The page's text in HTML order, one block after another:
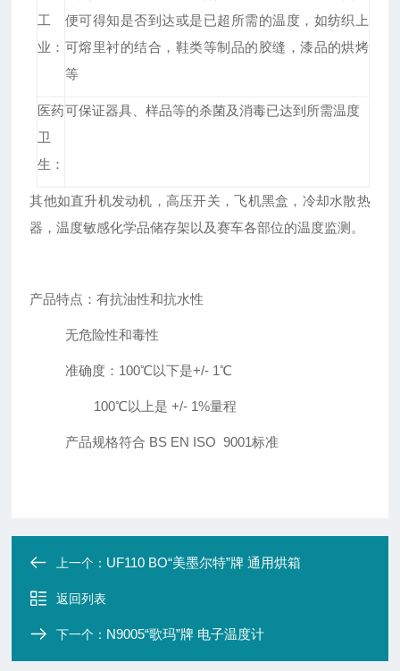
工
业：
便可得知是否到达或是已超所需的温度，如纺织上
可熔里衬的结合，鞋类等制品的胶缝，漆品的烘烤
等
医药
卫
生：
可保证器具、样品等的杀菌及消毒已达到所需温度
其他如直升机发动机，高压开关，飞机黑盒，冷却水散热
器，温度敏感化学品储存架以及赛车各部位的温度监测。
产品特点：有抗油性和抗水性
无危险性和毒性
准确度：100℃以下是+/- 1℃
100℃以上是 +/- 1%量程
产品规格符合 BS EN ISO 9001标准
上一个： UF110 BO“美墨尔特”牌 通用烘箱
返回列表
下一个： N9005“歌玛”牌 电子温度计